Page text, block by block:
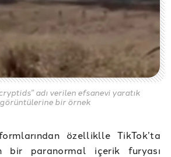
adı verilen efsanevi yaratık
görüntülerine bir örnek
özelliklle TikTok’ta
bir paranormal içerik furyası